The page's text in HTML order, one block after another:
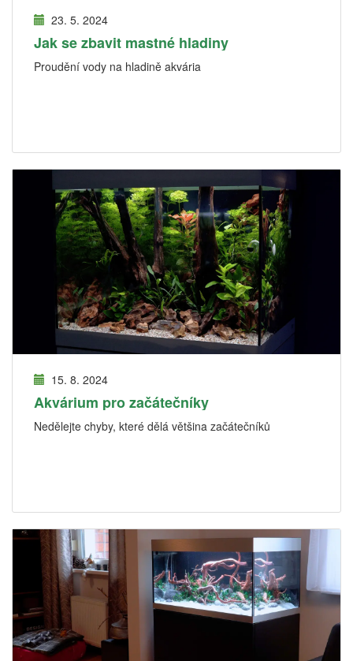
23. 5. 2024
Jak se zbavit mastné hladiny
Proudění vody na hladině akvária
15. 8. 2024
Akvárium pro začátečníky
Nedělejte chyby, které dělá většina začátečníků